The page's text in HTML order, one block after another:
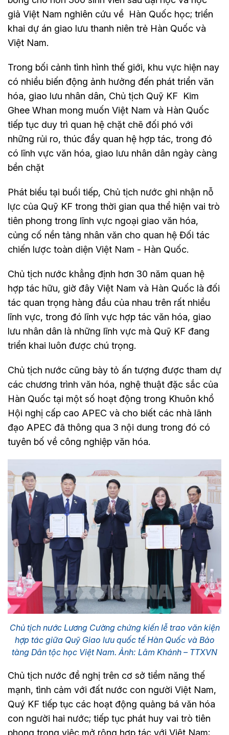
giả Việt Nam nghiên cứu về Hàn Quốc học; triển
khai dự án giao lưu thanh niên trẻ Hàn Quốc và
Việt Nam.
Trong bối cảnh tình hình thế giới, khu vực hiện nay
có nhiều biến động ảnh hưởng đến phát triển văn
hóa, giao lưu nhân dân, Chủ tịch Quỹ KF Kim
Ghee Whan mong muốn Việt Nam và Hàn Quốc
tiếp tục duy trì quan hệ chặt chẽ đối phó với
những rủi ro, thúc đẩy quan hệ hợp tác, trong đó
có lĩnh vực văn hóa, giao lưu nhân dân ngày càng
bền chặt
Phát biểu tại buổi tiếp, Chủ tịch nước ghi nhận nỗ
lực của Quỹ KF trong thời gian qua thể hiện vai trò
tiên phong trong lĩnh vực ngoại giao văn hóa,
củng cố nền tảng nhân văn cho quan hệ Đối tác
chiến lược toàn diện Việt Nam - Hàn Quốc.
Chủ tịch nước khẳng định hơn 30 năm quan hệ
hợp tác hữu, giờ đây Việt Nam và Hàn Quốc là đối
tác quan trọng hàng đầu của nhau trên rất nhiều
lĩnh vực, trong đó lĩnh vực hợp tác văn hóa, giao
lưu nhân dân là những lĩnh vực mà Quỹ KF đang
triển khai luôn được chú trọng.
Chủ tịch nước cũng bày tỏ ấn tượng được tham dự
các chương trình văn hóa, nghệ thuật đặc sắc của
Hàn Quốc tại một số hoạt động trong Khuôn khổ
Hội nghị cấp cao APEC và cho biết các nhà lãnh
đạo APEC đã thông qua 3 nội dung trong đó có
tuyên bố về công nghiệp văn hóa.
Chủ tịch nước Lương Cường chứng kiến lễ trao văn kiện
hợp tác giữa Quỹ Giao lưu quốc tế Hàn Quốc và Bảo
tàng Dân tộc học Việt Nam. Ảnh: Lâm Khánh – TTXVN
Chủ tịch nước đề nghị trên cơ sở tiềm năng thế
mạnh, tình cảm với đất nước con người Việt Nam,
Quý KF tiếp tục các hoạt động quảng bá văn hóa
con người hai nước; tiếp tục phát huy vai trò tiên